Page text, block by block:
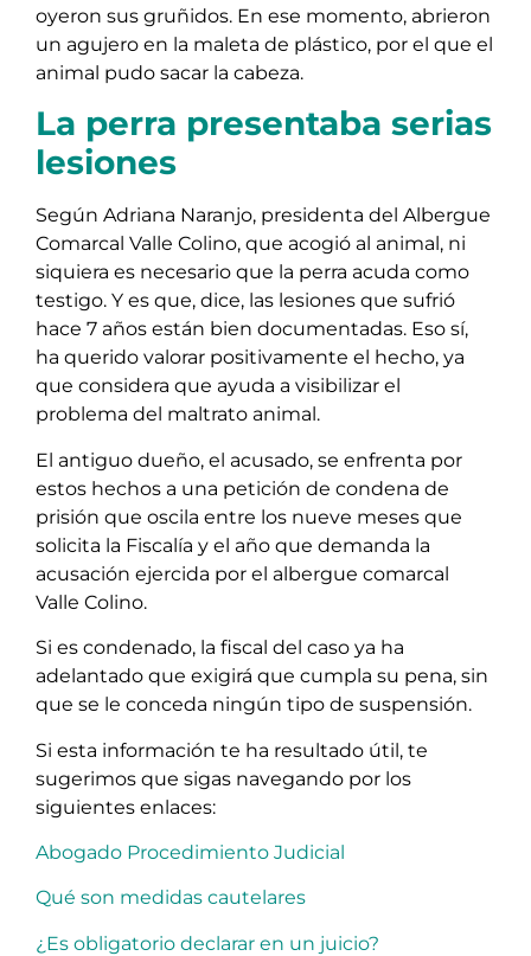
oyeron sus gruñidos. En ese momento, abrieron
un agujero en la maleta de plástico, por el que el
animal pudo sacar la cabeza.
La perra presentaba serias
lesiones
Según Adriana Naranjo, presidenta del Albergue
Comarcal Valle Colino, que acogió al animal, ni
siquiera es necesario que la perra acuda como
testigo. Y es que, dice, las lesiones que sufrió
hace 7 años están bien documentadas. Eso sí,
ha querido valorar positivamente el hecho, ya
que considera que ayuda a visibilizar el
problema del maltrato animal.
El antiguo dueño, el acusado, se enfrenta por
estos hechos a una petición de condena de
prisión que oscila entre los nueve meses que
solicita la Fiscalía y el año que demanda la
acusación ejercida por el albergue comarcal
Valle Colino.
Si es condenado, la fiscal del caso ya ha
adelantado que exigirá que cumpla su pena, sin
que se le conceda ningún tipo de suspensión.
Si esta información te ha resultado útil, te
sugerimos que sigas navegando por los
siguientes enlaces:
Abogado Procedimiento Judicial
Qué son medidas cautelares
¿Es obligatorio declarar en un juicio?